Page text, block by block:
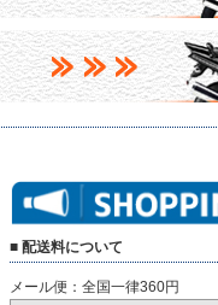
■ 配送料について
メール便：全国一律360円